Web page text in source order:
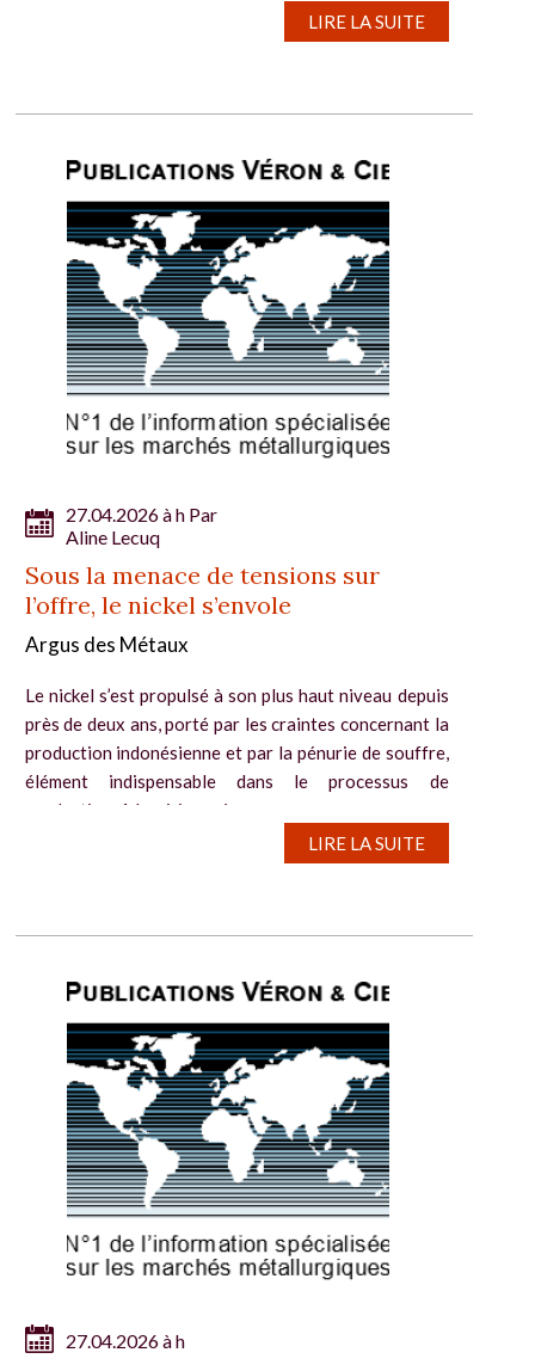
LIRE LA SUITE
27.04.2026 à h Par
Aline Lecuq
Sous la menace de tensions sur
l’offre, le nickel s’envole
Argus des Métaux
Le nickel s’est propulsé à son plus haut niveau depuis
près de deux ans, porté par les craintes concernant la
production indonésienne et par la pénurie de souffre,
élément indispensable dans le processus de
production. A la mi-journée,...
LIRE LA SUITE
27.04.2026 à h